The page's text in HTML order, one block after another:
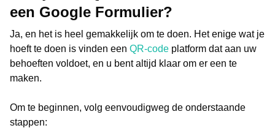
een Google Formulier?
Ja, en het is heel gemakkelijk om te doen. Het enige wat je
hoeft te doen is vinden een QR-code platform dat aan uw
behoeften voldoet, en u bent altijd klaar om er een te
maken.
Om te beginnen, volg eenvoudigweg de onderstaande
stappen: